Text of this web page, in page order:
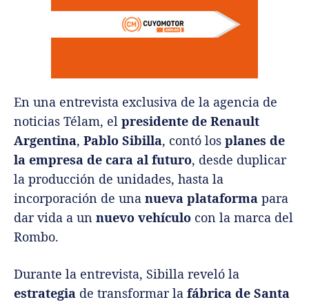
En una entrevista exclusiva de la agencia de
noticias Télam, el presidente de Renault
Argentina, Pablo Sibilla, contó los planes de
la empresa de cara al futuro, desde duplicar
la producción de unidades, hasta la
incorporación de una nueva plataforma para
dar vida a un nuevo vehículo con la marca del
Rombo.
Durante la entrevista, Sibilla reveló la
estrategia de transformar la fábrica de Santa